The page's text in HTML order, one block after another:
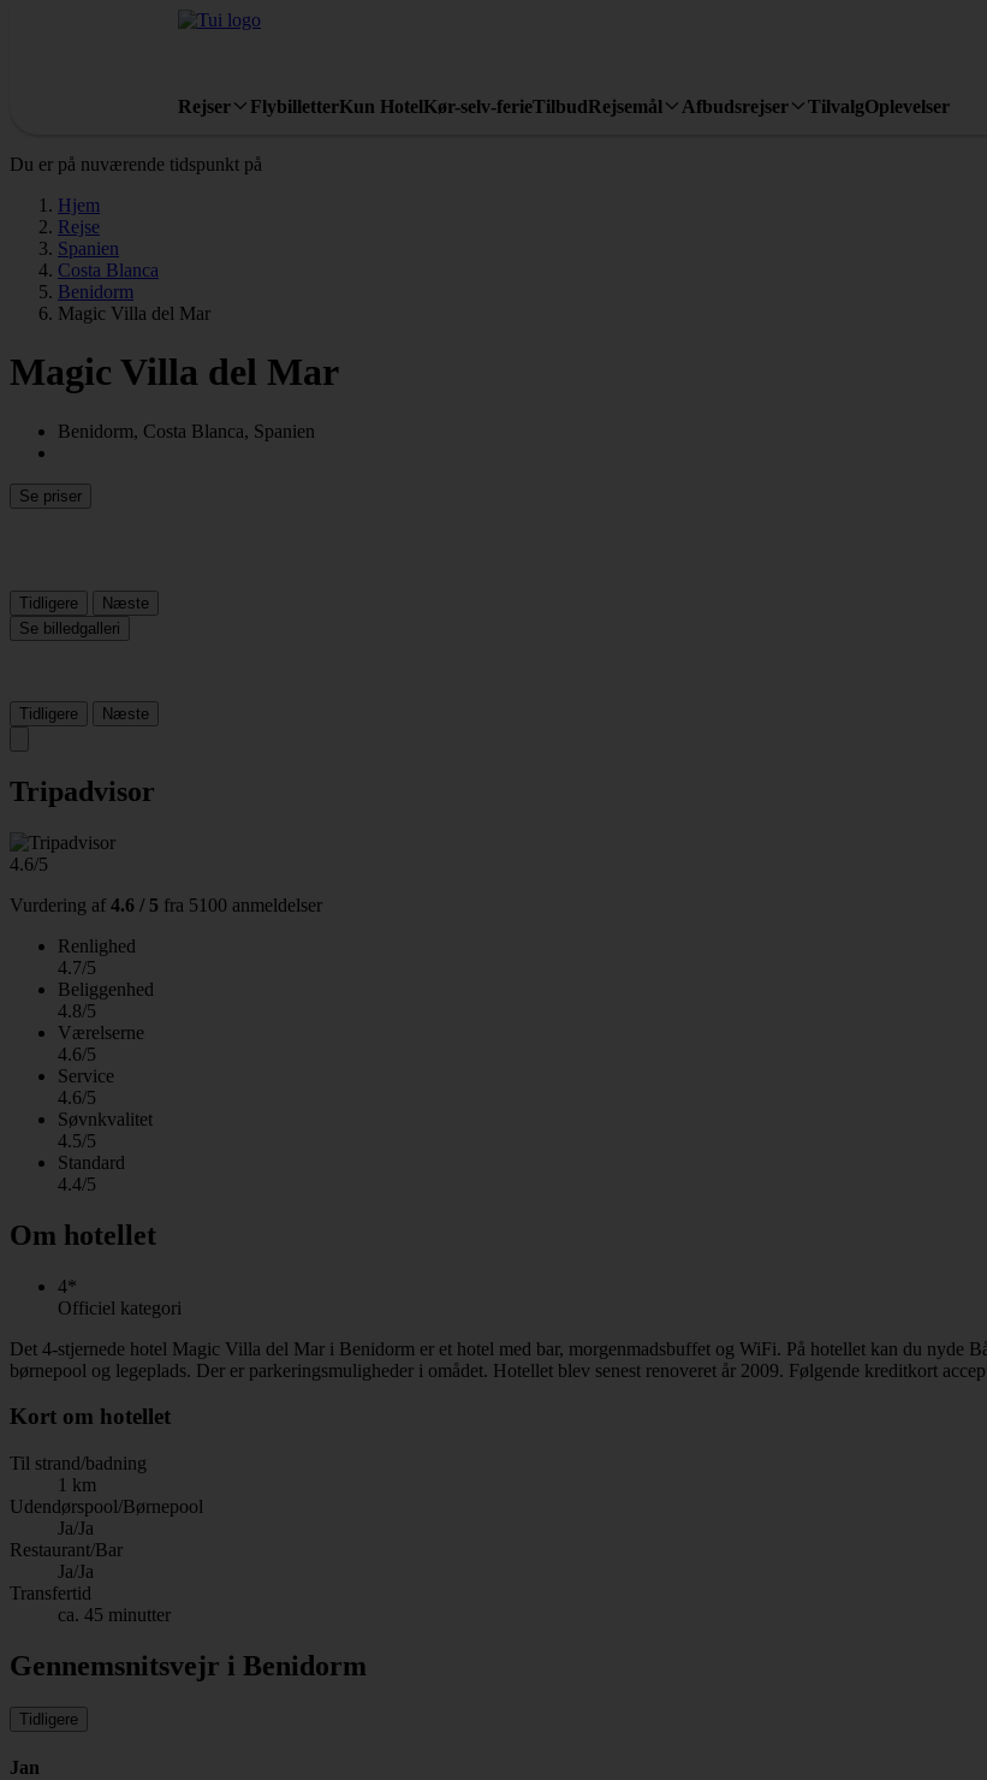
Rejser FlybilletterKun HotelKør-selv-ferieTilbudRejsemål Afbudsrejser TilvalgOplevelser
Du er på nuværende tidspunkt på
Hjem
Rejse
Spanien
Costa Blanca
Benidorm
Magic Villa del Mar
Magic Villa del Mar
Benidorm, Costa Blanca, Spanien
Se priser
Tidligere
Næste
Se billedgalleri
Tidligere Næste
Tripadvisor
4.6/5
Vurdering af 4.6 / 5 fra 5100 anmeldelser
Renlighed
4.7/5
Beliggenhed
4.8/5
Værelserne
4.6/5
Service
4.6/5
Søvnkvalitet
4.5/5
Standard
4.4/5
Om hotellet
4*
Officiel kategori
Det 4-stjernede hotel Magic Villa del Mar i Benidorm er et hotel med bar, morgenmadsbuffet og WiFi. På hotellet kan du nyde
børnepool og legeplads. Der er parkeringsmuligheder i omådet. Hotellet blev senest renoveret år 2009. Følgende kreditkort
Kort om hotellet
Til strand/badning
1 km
Udendørspool/Børnepool
Ja/Ja
Restaurant/Bar
Ja/Ja
Transfertid
ca. 45 minutter
Gennemsnitsvejr i Benidorm
Tidligere
Jan